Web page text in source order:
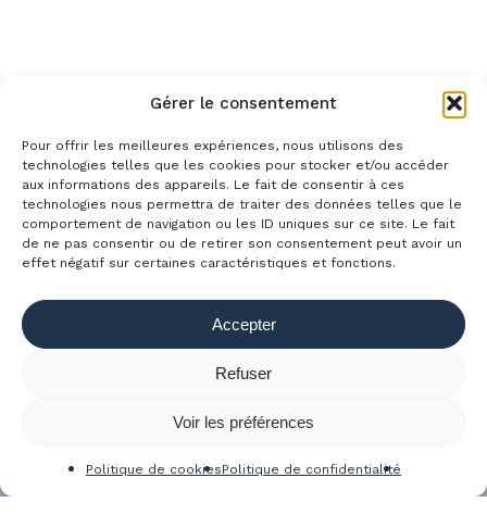
Gérer le consentement
Pour offrir les meilleures expériences, nous utilisons des
technologies telles que les cookies pour stocker et/ou accéder
aux informations des appareils. Le fait de consentir à ces
technologies nous permettra de traiter des données telles que le
comportement de navigation ou les ID uniques sur ce site. Le fait
de ne pas consentir ou de retirer son consentement peut avoir un
effet négatif sur certaines caractéristiques et fonctions.
Accepter
Refuser
Voir les préférences
Politique de cookiesPolitique de confidentialité
À propos Conseil
Blog
Work & the City
Contact
Mentions légales
Politique de cookies (UE)